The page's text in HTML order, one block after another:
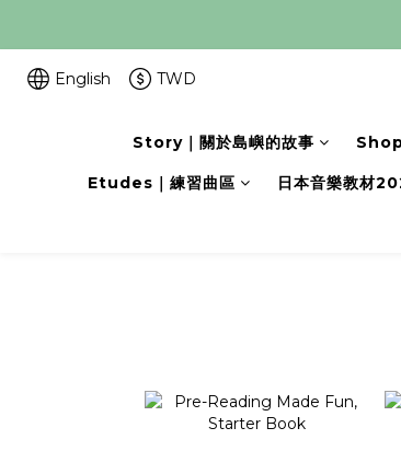
English TWD
Story｜關於島嶼的故事
Etudes｜練習曲區 日本音樂教材